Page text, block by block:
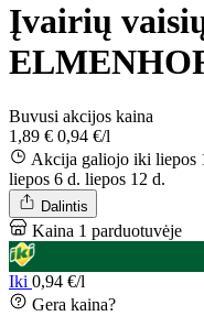
Įvairių
Buvusi akcijos kaina
1,89 € 0,94 €/l
Akcija galiojo iki liepos
liepos 6 d. liepos 12 d.
Dalintis
Kaina 1 parduotuvėje
Iki 0,94 €/l
Gera kaina?